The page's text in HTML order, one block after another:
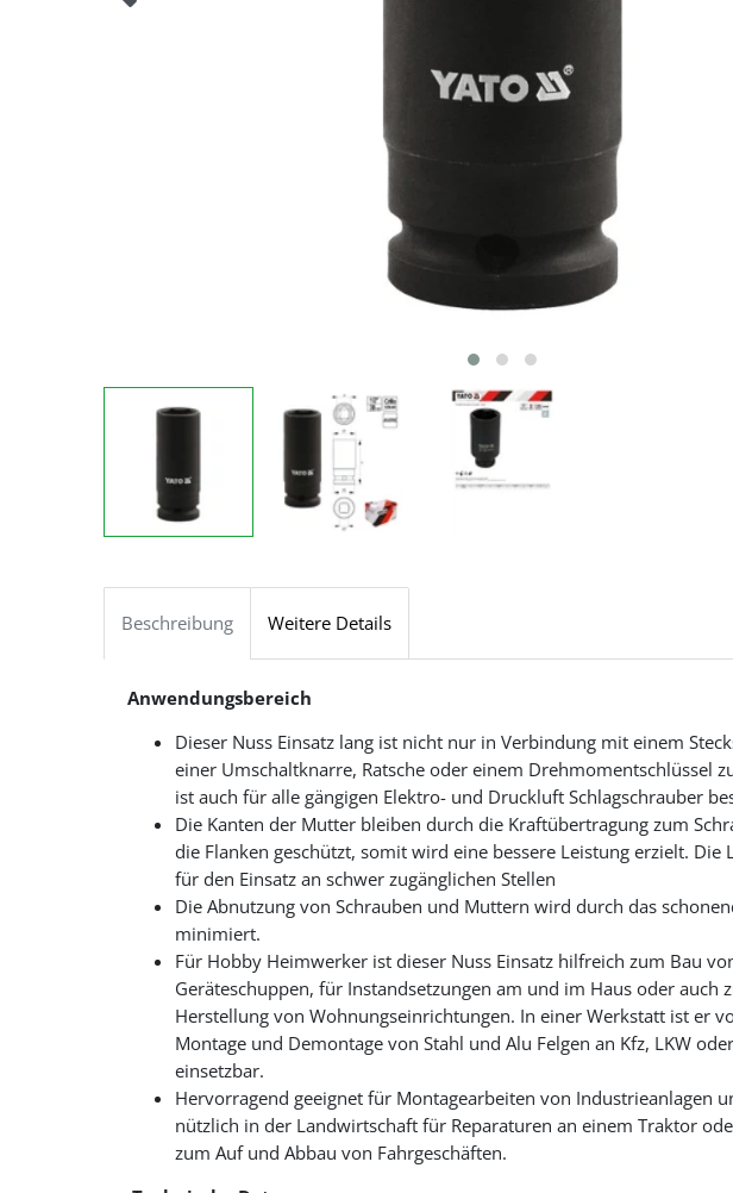
Beschreibung Weitere Details
Anwendungsbereich
Dieser Nuss Einsatz lang ist nicht nur in Verbindung mit einem
einer Umschaltknarre, Ratsche oder einem Drehmomentschlüssel
ist auch für alle gängigen Elektro- und Druckluft Schlagschrauber
Die Kanten der Mutter bleiben durch die Kraftübertragung zum
die Flanken geschützt, somit wird eine bessere Leistung erzielt. Die
für den Einsatz an schwer zugänglichen Stellen
Die Abnutzung von Schrauben und Muttern wird durch das
minimiert.
Für Hobby Heimwerker ist dieser Nuss Einsatz hilfreich zum Bau
Geräteschuppen, für Instandsetzungen am und im Haus oder auch
Herstellung von Wohnungseinrichtungen. In einer Werkstatt ist er
Montage und Demontage von Stahl und Alu Felgen an Kfz, LKW
einsetzbar.
Hervorragend geeignet für Montagearbeiten von Industrieanlagen
nützlich in der Landwirtschaft für Reparaturen an einem Traktor
zum Auf und Abbau von Fahrgeschäften.